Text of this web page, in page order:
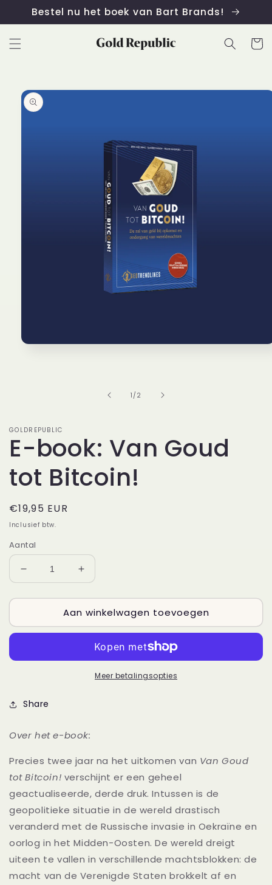
naar de
content
Bestel nu het boek van Bart Brands!
direct naar
1 /van
2
GOLDREPUBLIC
E-book: Van Goud
tot Bitcoin!
Normale
prijs
€19,95 EUR
Inclusief btw.
Aantal
Aantal
verlagen
voor
book:
tot
Aantal
verhogen
voor
E-
book:
Goud
tot
Bitcoin!
Aan winkelwagen toevoegen
Meer betalingsopties
Share
Over het e-book:
Precies twee jaar na het uitkomen van Van Goud
tot Bitcoin! verschijnt er een geheel
geactualiseerde, derde druk. Intussen is de
geopolitieke situatie in de wereld drastisch
veranderd met de Russische invasie in Oekraïne en
oorlog in het Midden-Oosten. De wereld dreigt
uiteen te vallen in verschillende machtsblokken: de
macht van de Verenigde Staten brokkelt af en